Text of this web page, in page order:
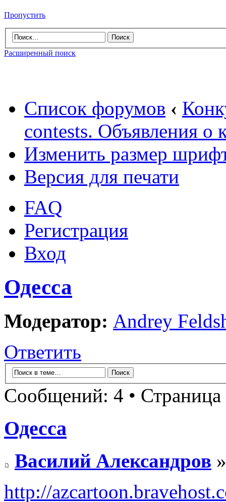
Пропустить
Расширенный поиск
Список форумов ‹
contests. Объявления о
Изменить размер
Версия для печати
FAQ
Регистрация
Вход
Одесса
Модератор: Andrey
Ответить
Сообщений: 4 • Страница
Одесса
Василий Александров
http://